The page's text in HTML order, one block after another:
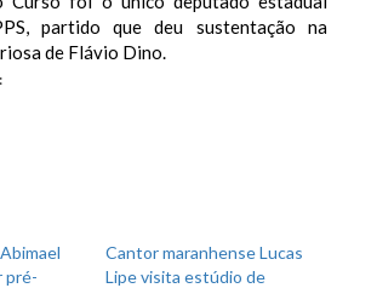
partido que deu sustentação na
de Flávio Dino.
pré-
Cantor maranhense Lucas
Lipe visita estúdio de